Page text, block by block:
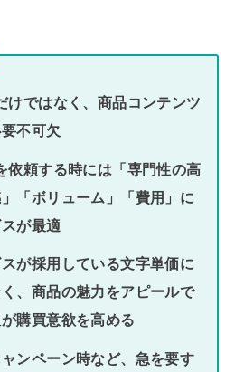
けではなく、商品コンテンツ
不可欠
依頼する時には「専門性の高
「ボリューム」「費用」に
が最適
が採用している文字単価に
、商品の魅力をアピールで
購買意欲を高める
ンペーン時など、急を要す